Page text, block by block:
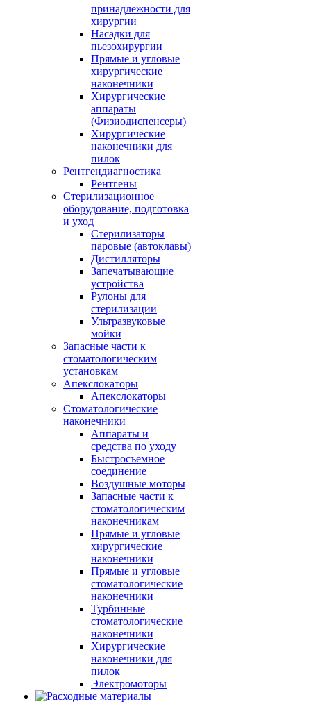
принадлежности для
хирургии
Насадки для
пьезохирургии
Прямые и угловые
хирургические
наконечники
Хирургические
аппараты
(Физиодиспенсеры)
Хирургические
наконечники для
пилок
Рентгендиагностика
Рентгены
Стерилизационное
оборудование, подготовка
и уход
Стерилизаторы
паровые (автоклавы)
Дистилляторы
Запечатывающие
устройства
Рулоны для
стерилизации
Ультразвуковые
мойки
Запасные части к
стоматологическим
установкам
Апекслокаторы
Апекслокаторы
Стоматологические
наконечники
Аппараты и
средства по уходу
Быстросъемное
соединение
Воздушные моторы
Запасные части к
стоматологическим
наконечникам
Прямые и угловые
хирургические
наконечники
Прямые и угловые
стоматологические
наконечники
Турбинные
стоматологические
наконечники
Хирургические
наконечники для
пилок
Электромоторы